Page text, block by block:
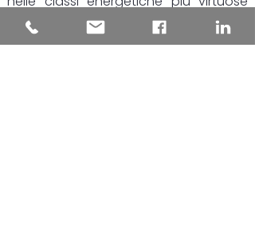
(da A4 a B), il 39% si colloca nelle fasce
intermedie, mentre poco meno del